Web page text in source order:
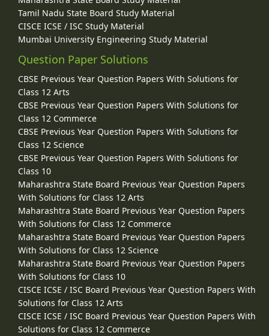
Tamil Nadu State Board Study Material
CISCE ICSE / ISC Study Material
Mumbai University Engineering Study Material
Question Paper Solutions
CBSE Previous Year Question Papers With Solutions for
Class 12 Arts
CBSE Previous Year Question Papers With Solutions for
Class 12 Commerce
CBSE Previous Year Question Papers With Solutions for
Class 12 Science
CBSE Previous Year Question Papers With Solutions for
Class 10
Maharashtra State Board Previous Year Question Papers
With Solutions for Class 12 Arts
Maharashtra State Board Previous Year Question Papers
With Solutions for Class 12 Commerce
Maharashtra State Board Previous Year Question Papers
With Solutions for Class 12 Science
Maharashtra State Board Previous Year Question Papers
With Solutions for Class 10
CISCE ICSE / ISC Board Previous Year Question Papers With
Solutions for Class 12 Arts
CISCE ICSE / ISC Board Previous Year Question Papers With
Solutions for Class 12 Commerce